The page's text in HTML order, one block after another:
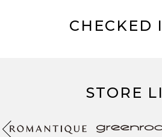
CHECKED
STORE